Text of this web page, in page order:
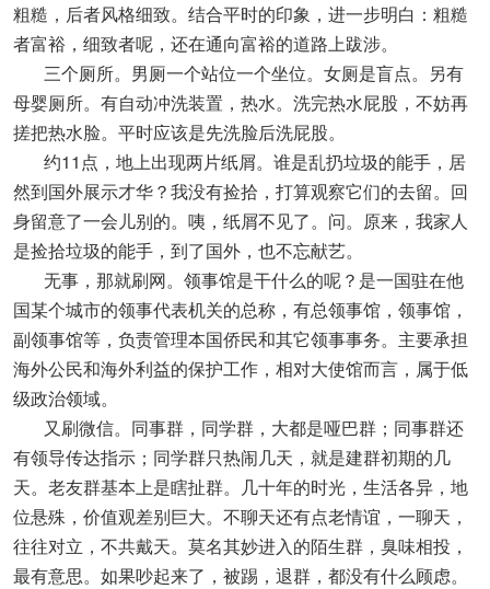
粗糙，后者风格细致。结合平时的印象，进一步明白：粗糙
者富裕，细致者呢，还在通向富裕的道路上跋涉。
三个厕所。男厕一个站位一个坐位。女厕是盲点。另有
母婴厕所。有自动冲洗装置，热水。洗完热水屁股，不妨再
搓把热水脸。平时应该是先洗脸后洗屁股。
约11点，地上出现两片纸屑。谁是乱扔垃圾的能手，居
然到国外展示才华？我没有捡拾，打算观察它们的去留。回
身留意了一会儿别的。咦，纸屑不见了。问。原来，我家人
是捡拾垃圾的能手，到了国外，也不忘献艺。
无事，那就刷网。领事馆是干什么的呢？是一国驻在他
国某个城市的领事代表机关的总称，有总领事馆，领事馆，
副领事馆等，负责管理本国侨民和其它领事事务。主要承担
海外公民和海外利益的保护工作，相对大使馆而言，属于低
级政治领域。
又刷微信。同事群，同学群，大都是哑巴群；同事群还
有领导传达指示；同学群只热闹几天，就是建群初期的几
天。老友群基本上是瞎扯群。几十年的时光，生活各异，地
位悬殊，价值观差别巨大。不聊天还有点老情谊，一聊天，
往往对立，不共戴天。莫名其妙进入的陌生群，臭味相投，
最有意思。如果吵起来了，被踢，退群，都没有什么顾虑。